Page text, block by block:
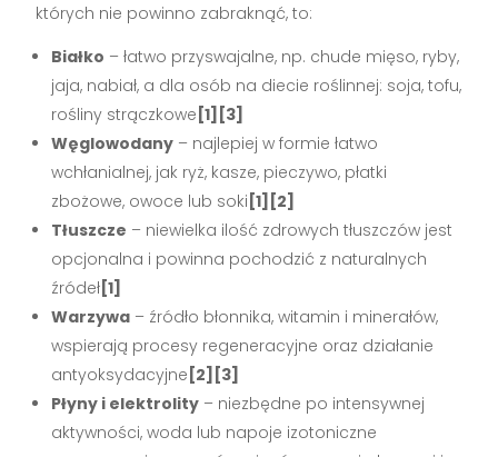
których nie powinno zabraknąć, to:
Białko – łatwo przyswajalne, np. chude mięso, ryby,
jaja, nabiał, a dla osób na diecie roślinnej: soja, tofu,
rośliny strączkowe [1][3]
Węglowodany – najlepiej w formie łatwo
wchłanialnej, jak ryż, kasze, pieczywo, płatki
zbożowe, owoce lub soki [1][2]
Tłuszcze – niewielka ilość zdrowych tłuszczów jest
opcjonalna i powinna pochodzić z naturalnych
źródeł [1]
Warzywa – źródło błonnika, witamin i minerałów,
wspierają procesy regeneracyjne oraz działanie
antyoksydacyjne [2][3]
Płyny i elektrolity – niezbędne po intensywnej
aktywności, woda lub napoje izotoniczne